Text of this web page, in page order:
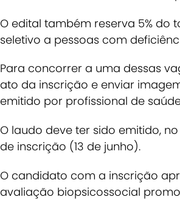
O edital também reserva 5%
seletivo a pessoas com
Para concorrer a uma dessas
ato da inscrição e enviar
emitido por profissional de
O laudo deve ter sido emitido,
de inscrição (13 de junho).
O candidato com a inscrição
avaliação biopsicossocial